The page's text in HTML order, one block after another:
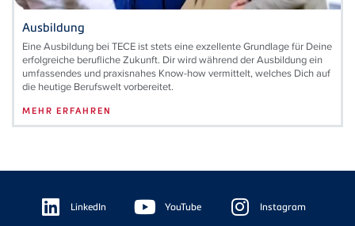
Ausbildung
Eine Ausbildung bei TECE ist stets eine exzellente Grundlage für Deine
erfolgreiche berufliche Zukunft. Dir wird während der Ausbildung ein
umfassendes und praxisnahes Know-how vermittelt, welches Dich auf
die heutige Berufswelt vorbereitet.
MEHR ERFAHREN
Floating
Sidebar LinkedIn YouTube Instagram